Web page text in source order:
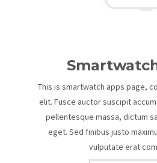
This is smartwatch apps page,
elit. Fusce auctor suscipit
pellentesque massa, dictum
eget. Sed finibus justo
vulputate erat